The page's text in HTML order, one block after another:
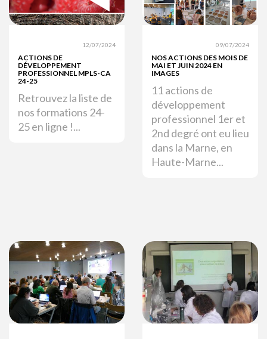
12/07/2024
ACTIONS DE
DÉVELOPPEMENT
PROFESSIONNEL MPLS-CA
24-25
Retrouvez la liste de
nos formations 24-
25 en ligne !...
09/07/2024
NOS ACTIONS DES MOIS DE
MAI ET JUIN 2024 EN
IMAGES
11 actions de
développement
professionnel 1er et
2nd degré ont eu lieu
dans la Marne, en
Haute-Marne...